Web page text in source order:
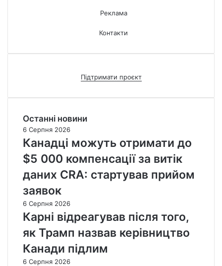
Реклама
Контакти
Підтримати проєкт
Останні новини
6 Серпня 2026
Канадці можуть отримати до
$5 000 компенсації за витік
даних CRA: стартував прийом
заявок
6 Серпня 2026
Карні відреагував після того,
як Трамп назвав керівництво
Канади підлим
6 Серпня 2026